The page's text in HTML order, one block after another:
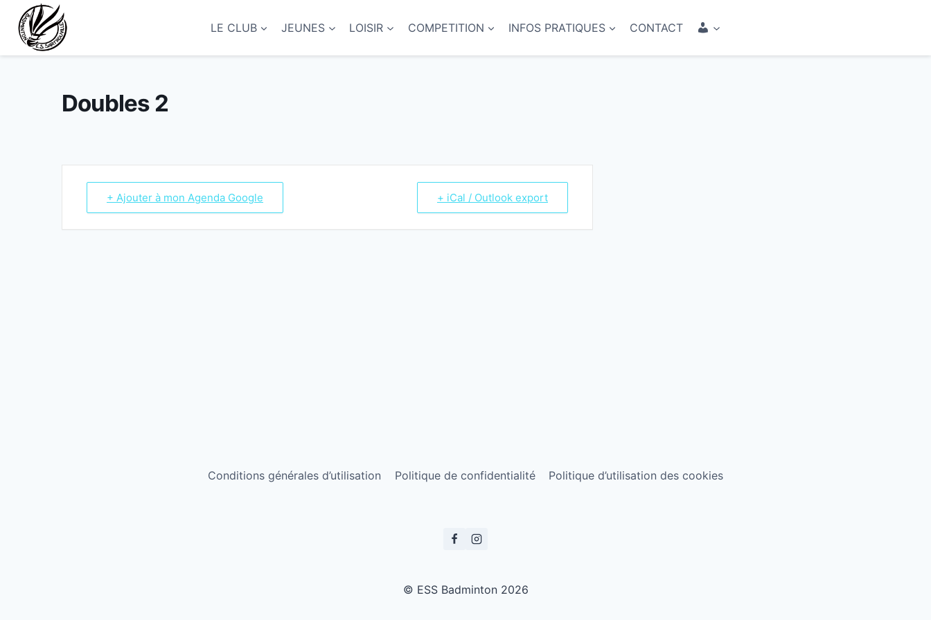
contenu
LE CLUB JEUNES LOISIR COMPETITION INFOS PRATIQUES CONTACT COMPTE
Doubles 2
+ Ajouter à mon Agenda Google + iCal / Outlook export
Conditions générales d’utilisation Politique de confidentialité Politique d’utilisation des cookies
© ESS Badminton 2026